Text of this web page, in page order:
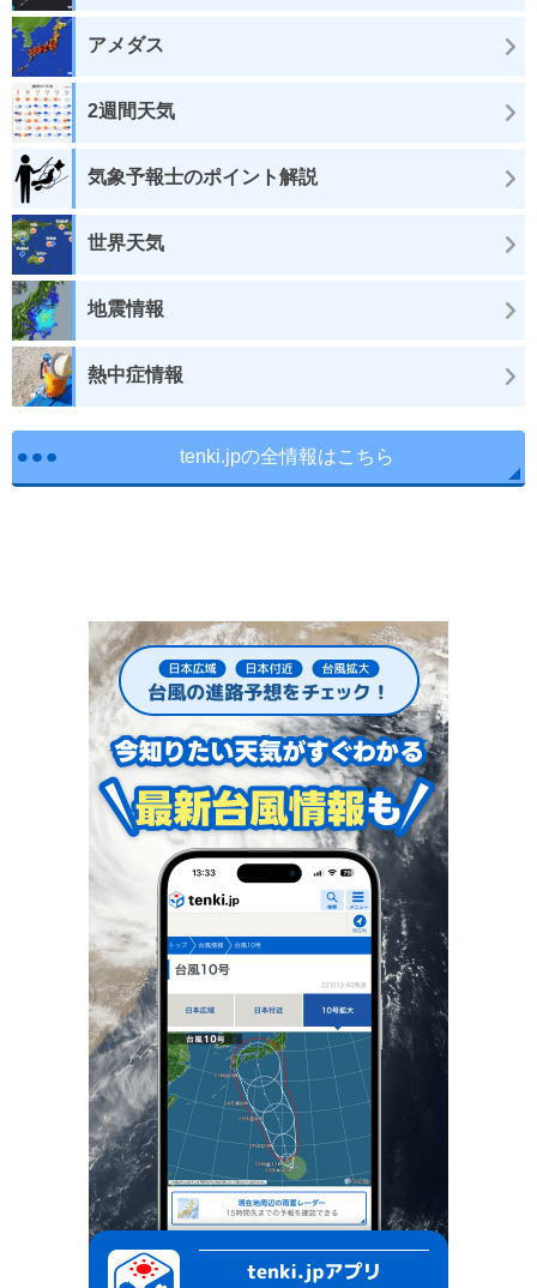
アメダス
2週間天気
気象予報士のポイント解説
世界天気
地震情報
熱中症情報
tenki.jpの全情報はこちら